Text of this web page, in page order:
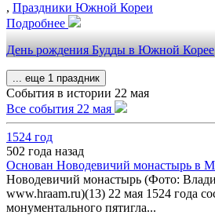
, Праздники Южной Кореи
Подробнее
День рождения Будды в Южной Корее
... еще 1 праздник
События в истории 22 мая
Все события 22 мая
1524 год
502 года назад
Основан Новодевичий монастырь в
Новодевичий монастырь (Фото:
www.hraam.ru)(13) 22 мая 1524 года
монументального пятигла...